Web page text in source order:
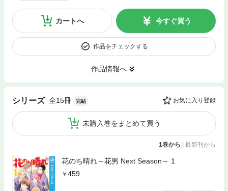
カートへ 今すぐ買う
作品をチェックする
作品情報へ
シリーズ 全15冊 完結 お気に入り登録
未購入巻をまとめて買う
1巻から 最新刊から
花のち晴れ～花男 Next Season～ 1
459